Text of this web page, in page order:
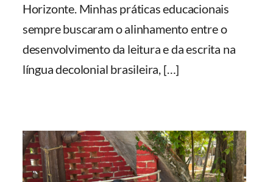
Horizonte. Minhas práticas educacionais
sempre buscaram o alinhamento entre o
desenvolvimento da leitura e da escrita na
língua decolonial brasileira, […]